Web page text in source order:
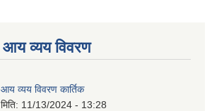
आय व्यय विवरण
आय व्यय विवरण कार्तिक
मिति: 11/13/2024 - 13:28